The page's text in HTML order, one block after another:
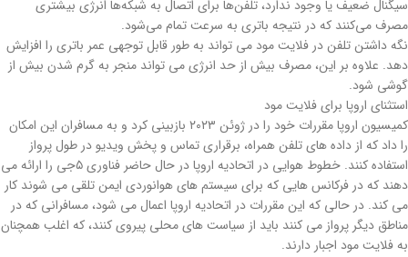
سیگنال ضعیف یا وجود ندارد، تلفن‌ها برای اتصال به شبکه‌ها انرژی بیشتری
مصرف می‌کنند که در نتیجه باتری به سرعت تمام می‌شود.
نگه داشتن تلفن در فلایت مود می تواند به طور قابل توجهی عمر باتری را افزایش
دهد. علاوه بر این، مصرف بیش از حد انرژی می تواند منجر به گرم شدن بیش از
گوشی شود.
استثنای اروپا برای فلایت مود
کمیسیون اروپا مقررات خود را در ژوئن ۲۰۲۳ بازبینی کرد و به مسافران این امکان
را داد که از داده های تلفن همراه، برقراری تماس و پخش ویدیو در طول پرواز
استفاده کنند. خطوط هوایی در اتحادیه اروپا در حال حاضر فناوری ۵جی را ارائه می
دهند که در فرکانس هایی که برای سیستم های هوانوردی ایمن تلقی می شوند کار
می کند. در حالی که این مقررات در اتحادیه اروپا اعمال می شود، مسافرانی که در
مناطق دیگر پرواز می کنند باید از سیاست های محلی پیروی کنند، که اغلب همچنان
به فلایت مود اجبار دارند.